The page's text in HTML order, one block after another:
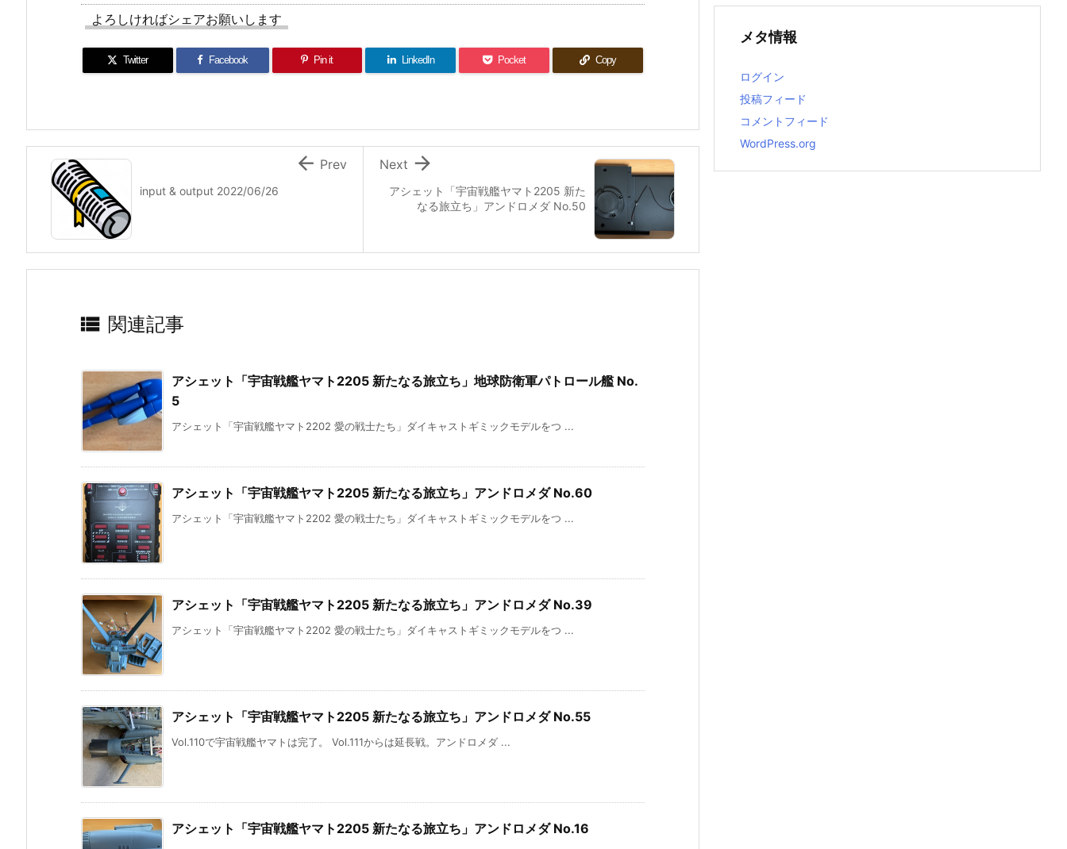
よろしければシェアお願いします
Twitter Facebook Pin it LinkedIn Pocket Copy
アシェット「宇宙戦艦ヤマト2205 新た
なる旅立ち」アンドロメダ No.50

Next
input & output 2022/06/26
 Prev
 関連記事
アシェット「宇宙戦艦ヤマト2205 新たなる旅立ち」地球防衛軍パトロール艦 No.
5
アシェット「宇宙戦艦ヤマト2202 愛の戦士たち」ダイキャストギミックモデルをつ ...
アシェット「宇宙戦艦ヤマト2205 新たなる旅立ち」アンドロメダ No.60
アシェット「宇宙戦艦ヤマト2202 愛の戦士たち」ダイキャストギミックモデルをつ ...
アシェット「宇宙戦艦ヤマト2205 新たなる旅立ち」アンドロメダ No.39
アシェット「宇宙戦艦ヤマト2202 愛の戦士たち」ダイキャストギミックモデルをつ ...
アシェット「宇宙戦艦ヤマト2205 新たなる旅立ち」アンドロメダ No.55
Vol.110で宇宙戦艦ヤマトは完了。 Vol.111からは延長戦。アンドロメダ ...
アシェット「宇宙戦艦ヤマト2205 新たなる旅立ち」アンドロメダ No.16
メタ情報
ログイン
投稿フィード
コメントフィード
WordPress.org